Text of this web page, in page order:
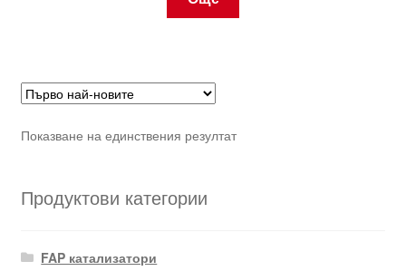
Показване на единствения резултат
Продуктови категории
FAP катализатори